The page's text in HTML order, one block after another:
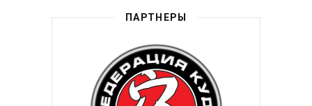
ПАРТНЕРЫ